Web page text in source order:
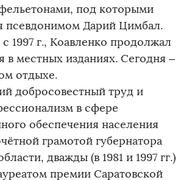
под которыми
псевдонимом Дарий Цимбал.
1997 г., Коавленко продолжал
в местных изданиях. Сегодня –
отдыхе.
добросовестный труд и
в сфере
обеспечения населения
грамотой губернатора
дважды (в 1981 и 1997 гг.)
премии Саратовской